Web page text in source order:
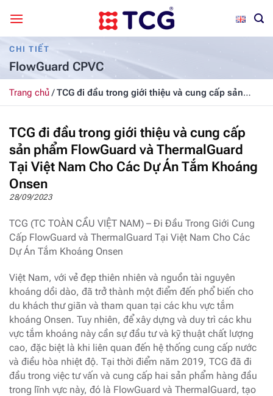
qua
nội
dungCHI TIẾT
FlowGuard CPVC
Trang chủ/TCG đi đầu trong giới thiệu và cung cấp sản
phẩm FlowGuard và ThermalGuard Tại Việt Nam Cho Các
TCG đi đầu trong giới thiệu và cung cấp
sản phẩm FlowGuard và ThermalGuard
Tại Việt Nam Cho Các Dự Án Tắm Khoáng
Onsen
28/09/2023
TCG (TC TOÀN CẦU VIỆT NAM) – Đi Đầu Trong Giới Cung
Cấp FlowGuard và ThermalGuard Tại Việt Nam Cho Các
Dự Án Tắm Khoáng Onsen
Việt Nam, với vẻ đẹp thiên nhiên và nguồn tài nguyên
khoáng dồi dào, đã trở thành một điểm đến phổ biến cho
du khách thư giãn và tham quan tại các khu vực tắm
khoáng Onsen. Tuy nhiên, để xây dựng và duy trì các khu
vực tắm khoáng này cần sự đầu tư và kỹ thuật chất lượng
cao, đặc biệt là khi liên quan đến hệ thống cung cấp nước
và điều hòa nhiệt độ. Tại thời điểm năm 2019, TCG đã đi
đầu trong việc tư vấn và cung cấp hai sản phẩm hàng đầu
trong lĩnh vực này, đó là FlowGuard và ThermalGuard, tạo